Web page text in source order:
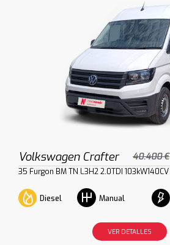
Volkswagen Crafter 40.400 €
35 Furgon BM TN L3H2 2.0TDI 103kW140CV
Diesel Manual
VER DETALLES